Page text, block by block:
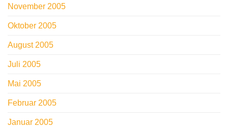
November 2005
Oktober 2005
August 2005
Juli 2005
Mai 2005
Februar 2005
Januar 2005